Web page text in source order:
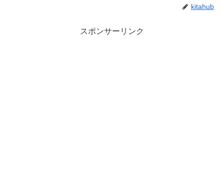
kitahub
スポンサーリンク